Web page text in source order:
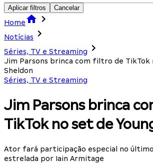
Aplicar filtros Cancelar
Home
Notícias
Séries, TV e Streaming
Jim Parsons brinca com filtro de TikTok
Sheldon
Séries, TV e Streaming
Jim Parsons brinca
TikTok no set de
Ator fará participação especial no
estrelada por Iain Armitage